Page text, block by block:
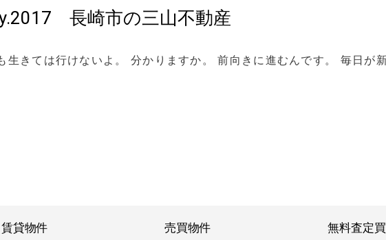
長崎市の三山不動産
生きては行けないよ。 分かりますか。 前向きに進むんです。 毎日が
賃貸物件
売買物件
無料査定